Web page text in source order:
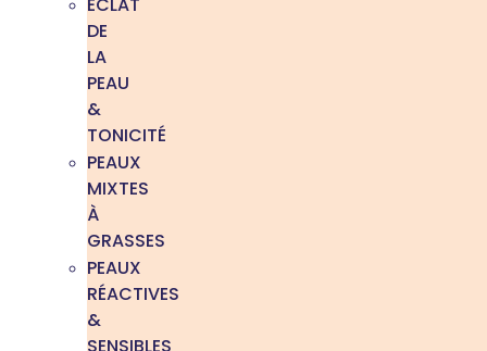
DE
LA
PEAU
&
TONICITÉ
PEAUX
MIXTES
À
GRASSES
PEAUX
RÉACTIVES
&
SENSIBLES